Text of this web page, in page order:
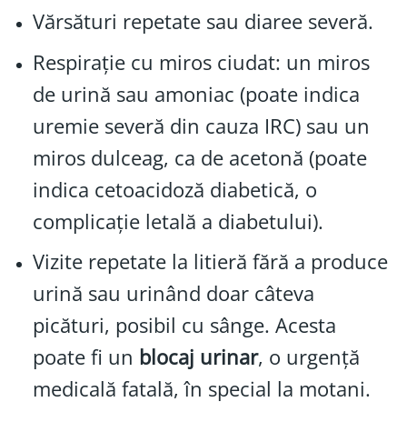
Vărsături repetate sau diaree severă.
Respirație cu miros ciudat: un miros
de urină sau amoniac (poate indica
uremie severă din cauza IRC) sau un
miros dulceag, ca de acetonă (poate
indica cetoacidoză diabetică, o
complicație letală a diabetului).
Vizite repetate la litieră fără a produce
urină sau urinând doar câteva
picături, posibil cu sânge. Acesta
poate fi un blocaj urinar, o urgență
medicală fatală, în special la motani.